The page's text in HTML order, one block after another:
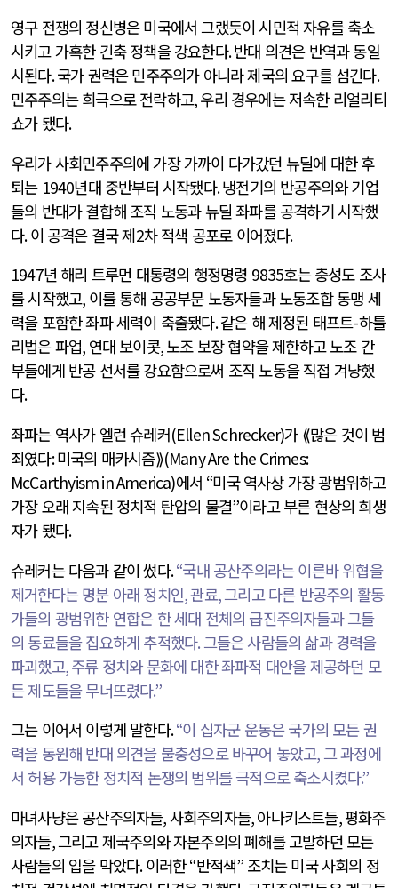
영구 전쟁의 정신병은 미국에서 그랬듯이 시민적 자유를 축소
시키고 가혹한 긴축 정책을 강요한다.반대 의견은 반역과 동일
시된다.국가 권력은 민주주의가 아니라 제국의 요구를 섬긴다.
민주주의는 희극으로 전락하고,우리 경우에는 저속한 리얼리티
쇼가 됐다.
우리가 사회민주주의에 가장 가까이 다가갔던 뉴딜에 대한 후
퇴는 1940년대 중반부터 시작됐다.냉전기의 반공주의와 기업
들의 반대가 결합해 조직 노동과 뉴딜 좌파를 공격하기 시작했
다.이 공격은 결국 제2차 적색 공포로 이어졌다.
1947년 해리 트루먼 대통령의 행정명령 9835호는 충성도 조사
를 시작했고, 이를 통해 공공부문 노동자들과 노동조합 동맹 세
력을 포함한 좌파 세력이 축출됐다.같은 해 제정된 태프트-하틀
리법은 파업, 연대 보이콧,노조 보장 협약을 제한하고 노조 간
부들에게 반공 선서를 강요함으로써 조직 노동을 직접 겨냥했
다.
좌파는 역사가 엘런 슈레커(Ellen Schrecker)가 ⟪많은 것이 범
죄였다:미국의 매카시즘⟫(Many Are the Crimes:
McCarthyism in America)에서 “미국 역사상 가장 광범위하고
가장 오래 지속된 정치적 탄압의 물결”이라고 부른 현상의 희생
자가 됐다.
슈레커는 다음과 같이 썼다.“국내 공산주의라는 이른바 위협을
제거한다는 명분 아래 정치인,관료,그리고 다른 반공주의 활동
가들의 광범위한 연합은 한 세대 전체의 급진주의자들과 그들
의 동료들을 집요하게 추적했다. 그들은 사람들의 삶과 경력을
파괴했고,주류 정치와 문화에 대한 좌파적 대안을 제공하던 모
든 제도들을 무너뜨렸다.”
그는 이어서 이렇게 말한다.“이 십자군 운동은 국가의 모든 권
력을 동원해 반대 의견을 불충성으로 바꾸어 놓았고, 그 과정에
서 허용 가능한 정치적 논쟁의 범위를 극적으로 축소시켰다.”
마녀사냥은 공산주의자들,사회주의자들,아나키스트들,평화주
의자들,그리고 제국주의와 자본주의의 폐해를 고발하던 모든
사람들의 입을 막았다.이러한“반적색” 조치는 미국 사회의 정